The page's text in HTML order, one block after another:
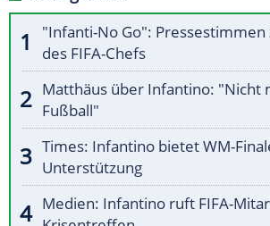
"Infanti-No Go":
des FIFA-Chefs
Matthäus über Infantino: "Nicht
Fußball"
Times: Infantino bietet WM-
Unterstützung
Medien: Infantino ruft FIFA-